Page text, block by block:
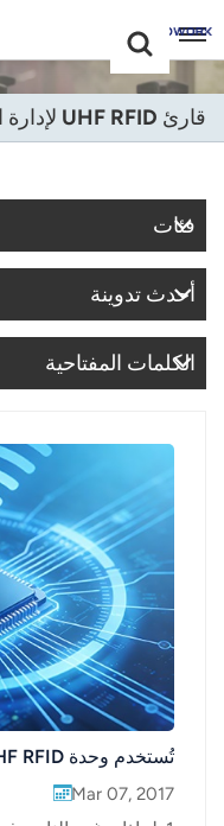
+86 -18681515767
English
Français
Deutsch
Italiano
عربي
日语
한국어
Türk
Ελληνικά
قارئ UHF RFID لإدارة المركبات
فئات
أحدث تدوينة
الكلمات المفتاحية
تُستخدم وحدة UHF RFID لإدارة خوذة الأمان والأفراد
Mar 07, 2017